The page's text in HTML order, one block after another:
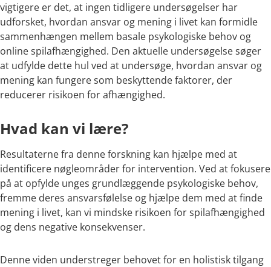
vigtigere er det, at ingen tidligere undersøgelser har
udforsket, hvordan ansvar og mening i livet kan formidle
sammenhængen mellem basale psykologiske behov og
online spilafhængighed. Den aktuelle undersøgelse søger
at udfylde dette hul ved at undersøge, hvordan ansvar og
mening kan fungere som beskyttende faktorer, der
reducerer risikoen for afhængighed.
Hvad kan vi lære?
Resultaterne fra denne forskning kan hjælpe med at
identificere nøgleområder for intervention. Ved at fokusere
på at opfylde unges grundlæggende psykologiske behov,
fremme deres ansvarsfølelse og hjælpe dem med at finde
mening i livet, kan vi mindske risikoen for spilafhængighed
og dens negative konsekvenser.
Denne viden understreger behovet for en holistisk tilgang